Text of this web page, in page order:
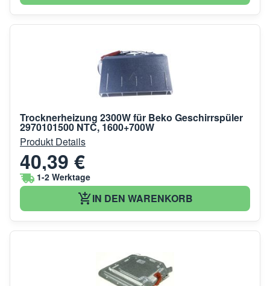
Trocknerheizung 2300W für Beko Geschirrspüler
2970101500 NTC, 1600+700W
Produkt Details
40,39 €
1-2 Werktage
IN DEN WARENKORB